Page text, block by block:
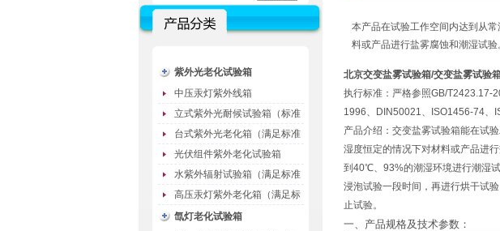
紫外光老化试验箱
中压汞灯紫外线箱
立式紫外光耐候试验箱（标准
型）
台式紫外光老化箱（满足标准
GB/T16776）
光伏组件紫外老化试验箱
水紫外辐射试验箱（满足标准
JC485-1992）
高压汞灯紫外老化箱（满足标
准GB/T16777）
氙灯老化试验箱
本产品在试验工作空间内达到从
料或产品进行盐雾腐蚀和潮湿试验
北京交变盐雾试验箱/交变盐雾试验
执行标准：严格参照GB/
1996、DIN50021、ISO1456-74、
产品介绍：交变盐雾试验箱能在试
湿度恒定的情况下对材料或产品进
到40℃、93%的潮湿环境进行潮湿
浸泡试验一段时间，再进行烘干试
止试验。
一、产品规格及技术参数：